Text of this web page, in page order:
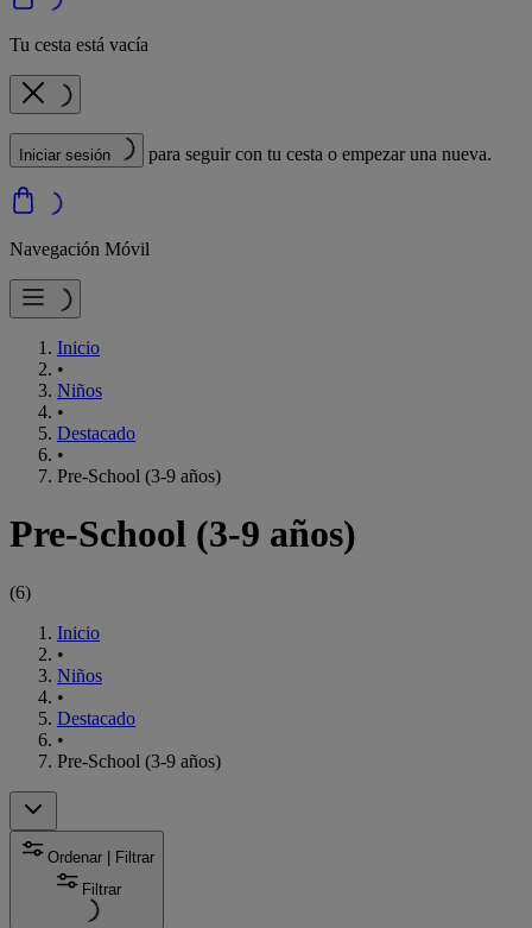
Tu cesta está vacía
Iniciar sesión para seguir con tu cesta o empezar una nueva.
Navegación Móvil
Inicio
•
Niños
•
Destacado
•
Pre-School (3-9 años)
Pre-School (3-9 años)
(6)
Inicio
•
Niños
•
Destacado
•
Pre-School (3-9 años)
Ordenar | Filtrar
Filtrar